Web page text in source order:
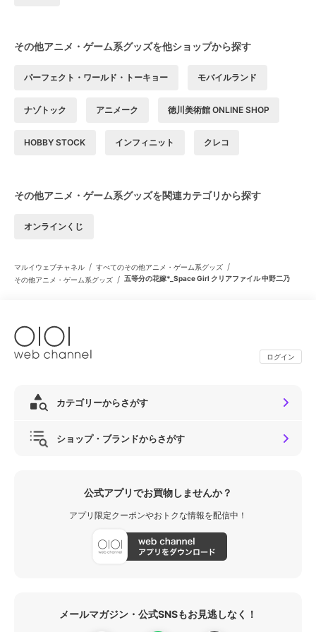
その他アニメ・ゲーム系グッズを他ショップから探す
パーフェクト・ワールド・トーキョー モバイルランド
ナゾトック アニメーク 徳川美術館 ONLINE SHOP
HOBBY STOCK インフィニット クレコ
その他アニメ・ゲーム系グッズを関連カテゴリから探す
オンラインくじ
マルイウェブチャネル / すべてのその他アニメ・ゲーム系グッズ /
その他アニメ・ゲーム系グッズ / 五等分の花嫁*_Space Girl クリアファイル 中野二乃
ログイン
カテゴリーからさがす
ショップ・ブランドからさがす
公式アプリでお買物しませんか？
アプリ限定クーポンやおトクな情報を配信中！
メールマガジン・公式SNSもお見逃しなく！